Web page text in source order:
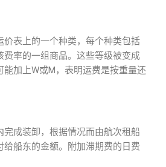
价表上的一个种类，每个种类包括
费率的一组商品。这些等级被变成
能加上W或M，表明运费是按重量还
完成装卸，根据情况而由航次租船
给船东的金额。附加滞期费的日费